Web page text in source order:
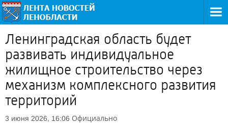
Ленинградская область будет
развивать индивидуальное
жилищное строительство через
механизм комплексного развития
территорий
3 июня 2026, 16:06 Официально